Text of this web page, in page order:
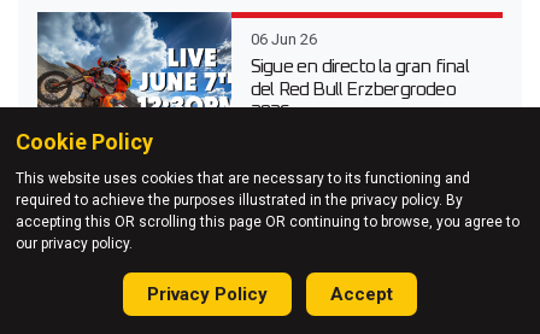
06 Jun 26
Sigue en directo la gran final
del Red Bull Erzbergrodeo
2026
Vídeo prueba de la Suzuki
DR-Z 4S Dual Sport 2026
03 Abr 26
Probamos toda la gama KTM
Cookie Policy
This website uses cookies that are necessary to its functioning and
required to achieve the purposes illustrated in the privacy policy. By
accepting this OR scrolling this page OR continuing to browse, you agree to
our privacy policy.
Privacy Policy Accept